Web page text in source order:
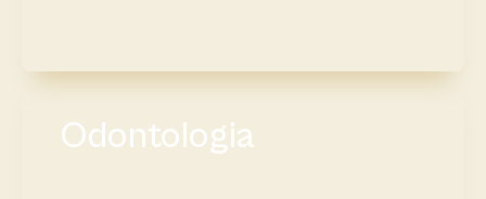
Odontologia